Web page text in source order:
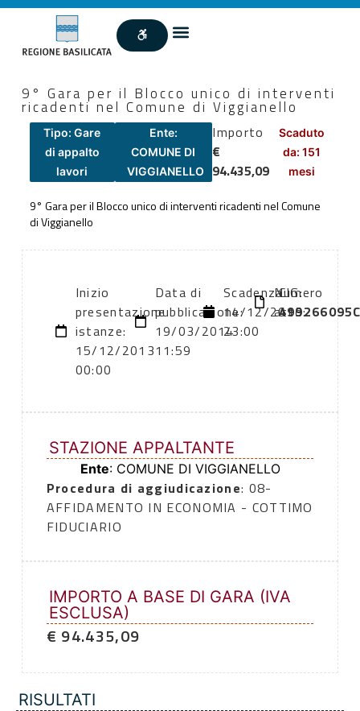
9° Gara per il Blocco unico di interventi
ricadenti nel Comune di Viggianello
Tipo: Gare
di appalto
lavori
Ente:
COMUNE DI
VIGGIANELLO
Importo
€
94.435,09
Scaduto
da: 151
mesi
9° Gara per il Blocco unico di interventi ricadenti nel Comune
di Viggianello
Inizio
presentazione
istanze:
15/12/2013
00:00
Data di
pubblicazione:
19/03/2014
11:59
Scadenza:
14/12/2013
23:00
Numero
atto:
CIG:
STAZIONE APPALTANTE
Ente: COMUNE DI VIGGIANELLO
Procedura di aggiudicazione: 08-
AFFIDAMENTO IN ECONOMIA - COTTIMO
FIDUCIARIO
IMPORTO A BASE DI GARA (IVA
ESCLUSA)
€ 94.435,09
RISULTATI